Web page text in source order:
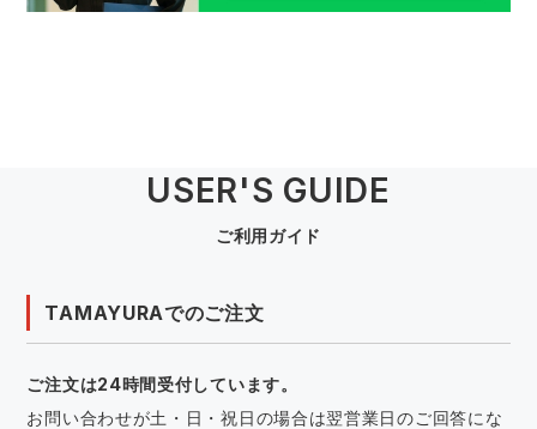
USER'S GUIDE
ご利用ガイド
TAMAYURAでのご注文
ご注文は24時間受付しています。
お問い合わせが土・日・祝日の場合は翌営業日のご回答にな